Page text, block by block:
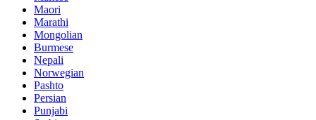
Maori
Marathi
Mongolian
Burmese
Nepali
Norwegian
Pashto
Persian
Punjabi